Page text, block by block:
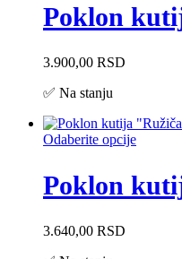
Poklon
3.900,00 RSD
✅ Na stanju
Odaberite opcije
Poklon
3.640,00 RSD